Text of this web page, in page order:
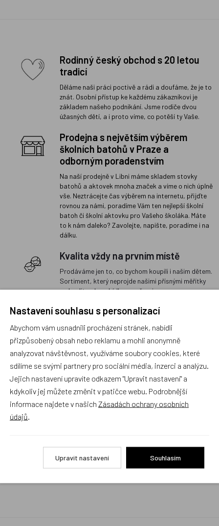
Rodinný český obchod s 20 letou
tradicí
Děláme naši práci poctivě a rádi a doufáme, že je to
znát. Osobní přístup ke každému zákazníkovi je
základem našeho podnikání. Jsme rodiče dvou
úžasných dětí, a i proto víme, co potěší ty Vaše.
Prodejna s největším výběrem
školních batohů v Praze a
odborným poradenstvím
Na naší prodejně v Libni máme skladem stovky
batohů a aktovek mnoha značek a víme o nich úplně
vše. Neztrácejte čas výběrem na internetu, přijďte
rovnou za námi, poradíme Vám ten nejlepší školní
batoh či školní aktovku pro Vašeho školáka. Máte
to k nám daleko? Zavolejte, napište, poradíme i na
dálku.
Kvalita vždy na prvním místě
Prodáváme jen to, co bychom koupili i našim dětem.
Sortiment, který neprojde našimi přísnými měřítky
na kvalitu, do nabídky nezařazujeme.
Rychlé vyřízení reklamace i na dálku
Pokud to povaha vady umožňuje (zjevná
neopravitelnost výrobku), reklamaci vyřídíme i na
základě pouhého zaslání fotografií na náš email a
vyměníme zboží kus za kus. Vždy se snažíme šetřit
Váš čas a peníze. Můžeme si to dovolit, protože
naše kvalitní zboží zákazníci téměř nereklamují.
Milujeme české výrobky
Objednávky obsahující jen skladové položky
expedujeme i v den objednávky, ostatní dle dodací
Nastavení souhlasu s personalizací
Abychom vám usnadnili procházení stránek, nabídli
přizpůsobený obsah nebo reklamu a mohli anonymně
analyzovat návštěvnost, využíváme soubory cookies, které
sdílíme se svými partnery pro sociální média, inzerci a analýzu.
Jejich nastavení upravíte odkazem "Upravit nastavení" a
kdykoliv jej můžete změnit v patičce webu. Podrobnější
informace najdete v našich Zásadách ochrany osobních
údajů
Upravit nastavení Souhlasím